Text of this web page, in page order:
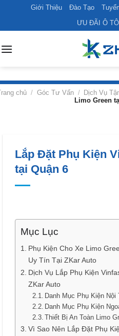
content
Giới Thiệu Đào Tạo
ƯU ĐÃI Ô
chủ / Góc Tư Vấn / Dịch Vụ
Limo Green
Lắp Đặt Phụ Kiện
tại Quận 6
Mục Lục
Phụ Kiện Cho Xe Limo
Uy Tín Tại ZKar Auto
Dịch Vụ Lắp Phụ Kiện
ZKar Auto
Danh Mục Phụ Kiện Nội
Danh Mục Phụ Kiện
Thiết Bị An Toàn Limo
Vì Sao Nên Lắp Đặt Phụ